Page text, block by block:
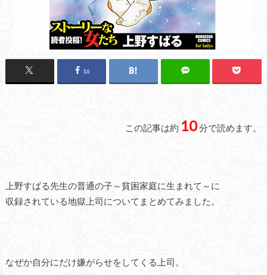
16
この記事は約 10分で読めます。
上野すばる先生の普通の子～貧困家庭に生まれて～に
収録されている地獄上司についてまとめてみました。
なぜか自分にだけ嫌がらせをしてくる上司。